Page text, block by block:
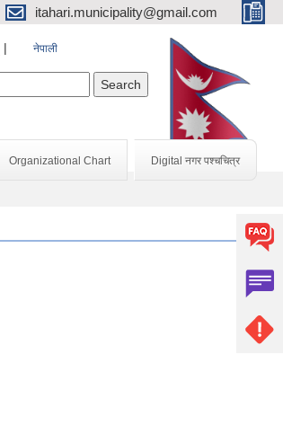
itahari.municipality@gmail.com
नेपाली
Organizational Chart Digital नगर पश्चचित्र